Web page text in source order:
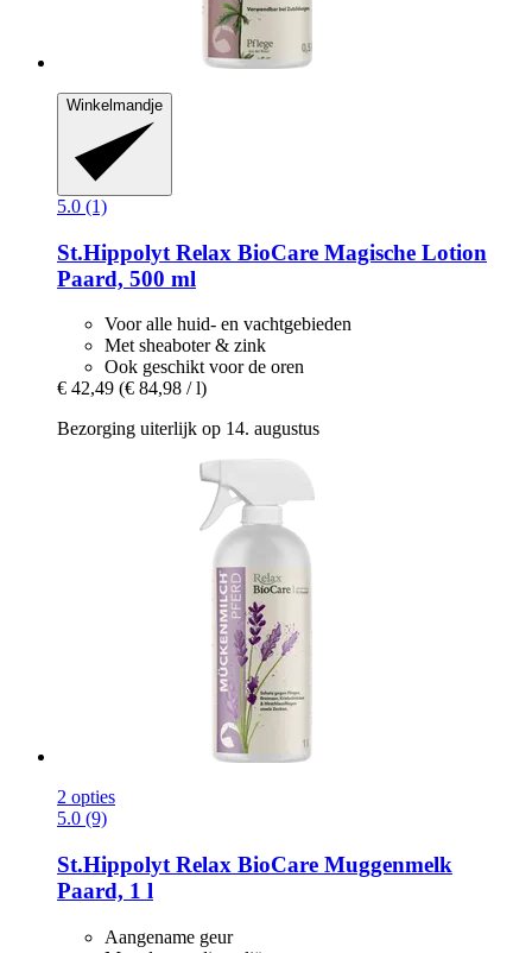
Winkelmandje
5.0 (1)
St.Hippolyt Relax BioCare Magische Lotion
Paard, 500 ml
Voor alle huid- en vachtgebieden
Met sheaboter & zink
Ook geschikt voor de oren
€ 42,49 (€ 84,98 / l)
Bezorging uiterlijk op 14. augustus
2 opties
5.0 (9)
St.Hippolyt Relax BioCare Muggenmelk
Paard, 1 l
Aangename geur